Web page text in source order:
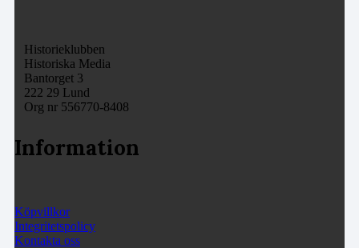
Historieklubben
Historiska Media
Bantorget 3
222 29 Lund
Org nr 556770-8408
Information
Köpvillkor
Integritetspolicy
Kontakta oss